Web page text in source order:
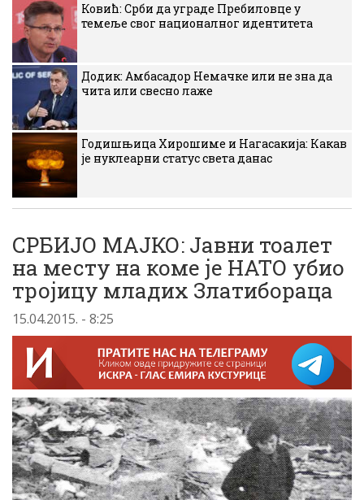
Ковић: Срби да уграде Пребиловце у
темеље свог националног идентитета
Додик: Амбасадор Немачке или не зна да
чита или свесно лаже
Годишњица Хирошиме и Нагасакија: Какав
је нуклеарни статус света данас
СРБИЈО МАЈКО: Јавни тоалет
на месту на коме је НАТО убио
тројицу младих Златибораца
15.04.2015. - 8:25